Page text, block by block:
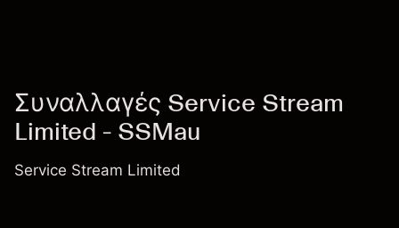
Συναλλαγές Service Stream
Limited - SSMau
Service Stream Limited